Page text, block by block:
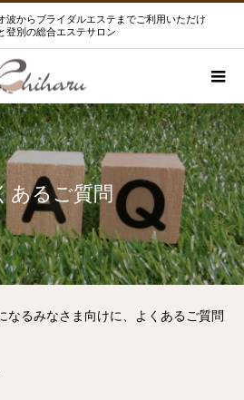
波からブライダルエステまでご利用いただけ
登別の総合エステサロン
あるご質問
なるみなさま向けに、よくあるご質問